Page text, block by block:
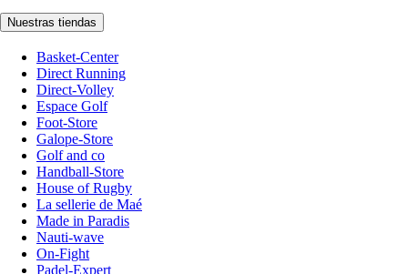
Nuestras tiendas
Basket-Center
Direct Running
Direct-Volley
Espace Golf
Foot-Store
Galope-Store
Golf and co
Handball-Store
House of Rugby
La sellerie de Maé
Made in Paradis
Nauti-wave
On-Fight
Padel-Expert